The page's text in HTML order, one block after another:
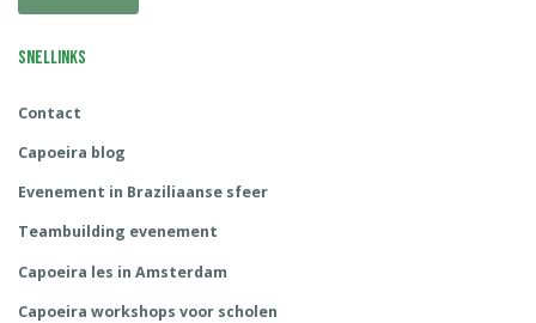
Snellinks
Contact
Capoeira blog
Evenement in Braziliaanse sfeer
Teambuilding evenement
Capoeira les in Amsterdam
Capoeira workshops voor scholen